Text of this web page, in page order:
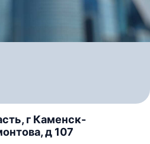
г Каменск-
д 107